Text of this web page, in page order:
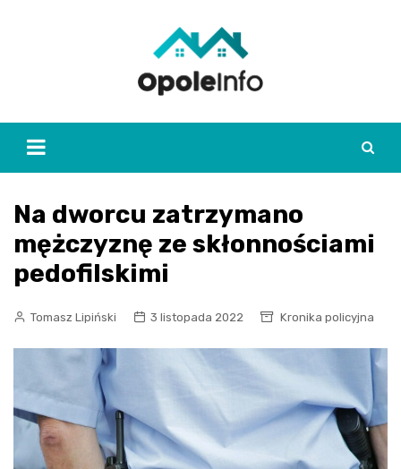
Na dworcu zatrzymano
mężczyznę ze skłonnościami
pedofilskimi
Tomasz Lipiński 3 listopada 2022 Kronika policyjna